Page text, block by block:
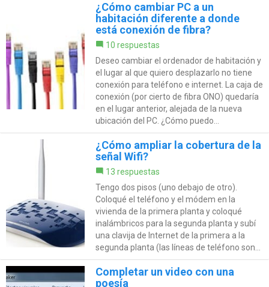
¿Cómo cambiar PC a un
habitación diferente a donde
está conexión de fibra?
10 respuestas
Deseo cambiar el ordenador de habitación y
el lugar al que quiero desplazarlo no tiene
conexión para teléfono e internet. La caja de
conexión (por cierto de fibra ONO) quedaría
en el lugar anterior, alejada de la nueva
ubicación del PC. ¿Cómo puedo...
¿Cómo ampliar la cobertura de la
señal Wifi?
13 respuestas
Tengo dos pisos (uno debajo de otro).
Coloqué el teléfono y el módem en la
vivienda de la primera planta y coloqué
inalámbricos para la segunda planta y subí
una clavija de Internet de la primera a la
segunda planta (las líneas de teléfono son...
Completar un video con una
poesía